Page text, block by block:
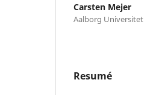
Carsten Mejer
Aalborg Universitet
Resumé